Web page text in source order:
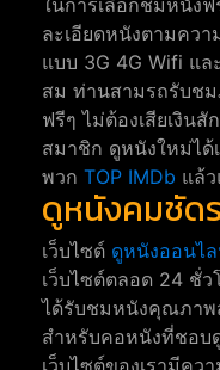
ในการเลือกชมหนังฟ
ละเอียดหนังตามควา
แบบ 3G 4G Wifi แล
สม ท่านสามรถรับช
ฟรีๆ ไม่ต้องเสียเงินสั
สมาชิก ดูหนังใหม่ได้
พวก TOP IMDb แล้
ดูหนังคมชัด
เว็บไซต์ ดูหนังออนไ
เว็บไซต์ตลอด 24 ชั่
ได้รับชมหนังคุณภาพ
สำหรับคอหนังที่ชอบ